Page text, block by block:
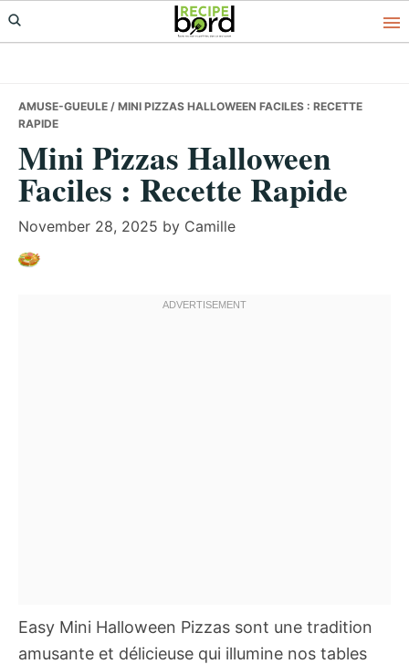
Skip
to
Skip
to
Skip
to
AMUSE-GUEULE / MINI PIZZAS HALLOWEEN FACILES : RECETTE
RAPIDE
Mini Pizzas Halloween
Faciles : Recette Rapide
November 28, 2025 by Camille
Easy Mini Halloween Pizzas sont une tradition
amusante et délicieuse qui illumine nos tables